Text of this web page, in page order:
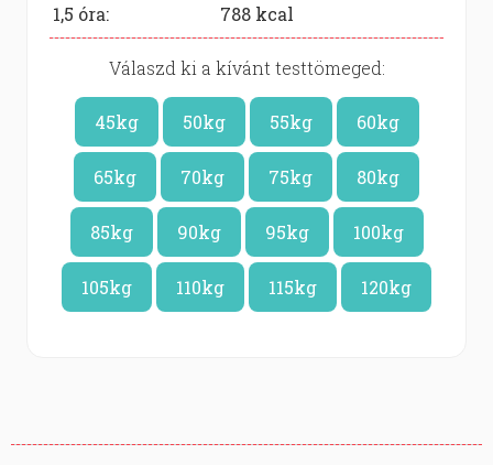
1,5 óra:
788 kcal
Válaszd ki a kívánt testtömeged:
45kg 50kg 55kg 60kg
65kg 70kg 75kg 80kg
85kg 90kg 95kg 100kg
105kg 110kg 115kg 120kg